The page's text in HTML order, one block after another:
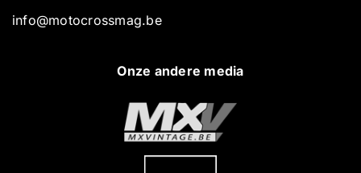
info@motocrossmag.be
Onze andere media